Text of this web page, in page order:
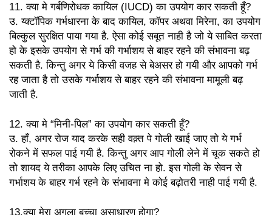
11. क्या मे गर्बणिरोधक कायिल (IUCD) का उपयोग कार सकती हूँ?
उ. य्क्टॉपिक गर्भधारना के बाद कायिल, कॉपर अथवा मिरेना, का उपयोग
बिल्कुल सुरक्षित पाया गया है. ऐसा कोई सबूत नाही है जो ये साबित करता
हो के इसके उपयोग से गर्भ की गर्भाशय से बाहर रहने की संभावना बढ़
सकती है. किन्तु अगर ये किसी वजह से बेअसर हो गयी और आपको गर्भ
रह जाता है तो उसके गर्भाशय से बाहर रहने की संभावना मामूली बढ़
जाती है.
12. क्या मे “मिनी-पिल” का उपयोग कार सकती हूँ?
उ. हाँ, अगर रोज याद करके सही वक़्त पे गोली खाई जाए तो ये गर्भ
रोकने में सफल पाई गयी है. किन्तु अगर आप गोली लेने में चूक सकते हो
तो शायद ये तरीका आपके लिए उचित ना हो. इस गोली के सेवन से
गर्भाशय के बाहर गर्भ रहने के संभावना मे कोई बढ़ोतरी नाही पाई गयी है.
13.क्या मेरा अगला बच्चा असाधारण होगा?